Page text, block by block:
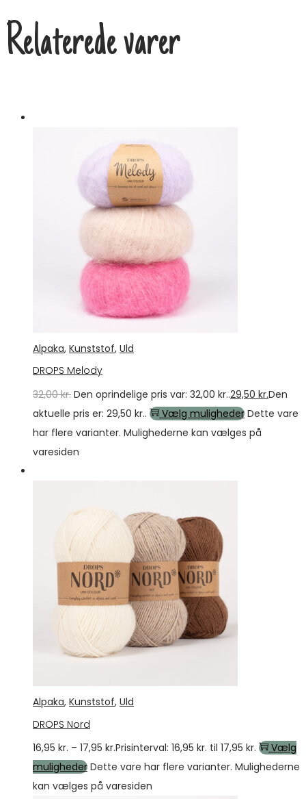
Relaterede varer
Alpaka, Kunststof, Uld
DROPS Melody
32,00kr. Den oprindelige pris var: 32,00 kr..29,50 kr.Den
aktuelle pris er: 29,50 kr..
Vælg muligheder Dette vare
har flere varianter. Mulighederne kan vælges på
varesiden
Alpaka, Kunststof, Uld
DROPS Nord
16,95 kr. – 17,95 kr.Prisinterval: 16,95 kr. til 17,95 kr.
Vælg
muligheder Dette vare har flere varianter. Mulighederne
kan vælges på varesiden